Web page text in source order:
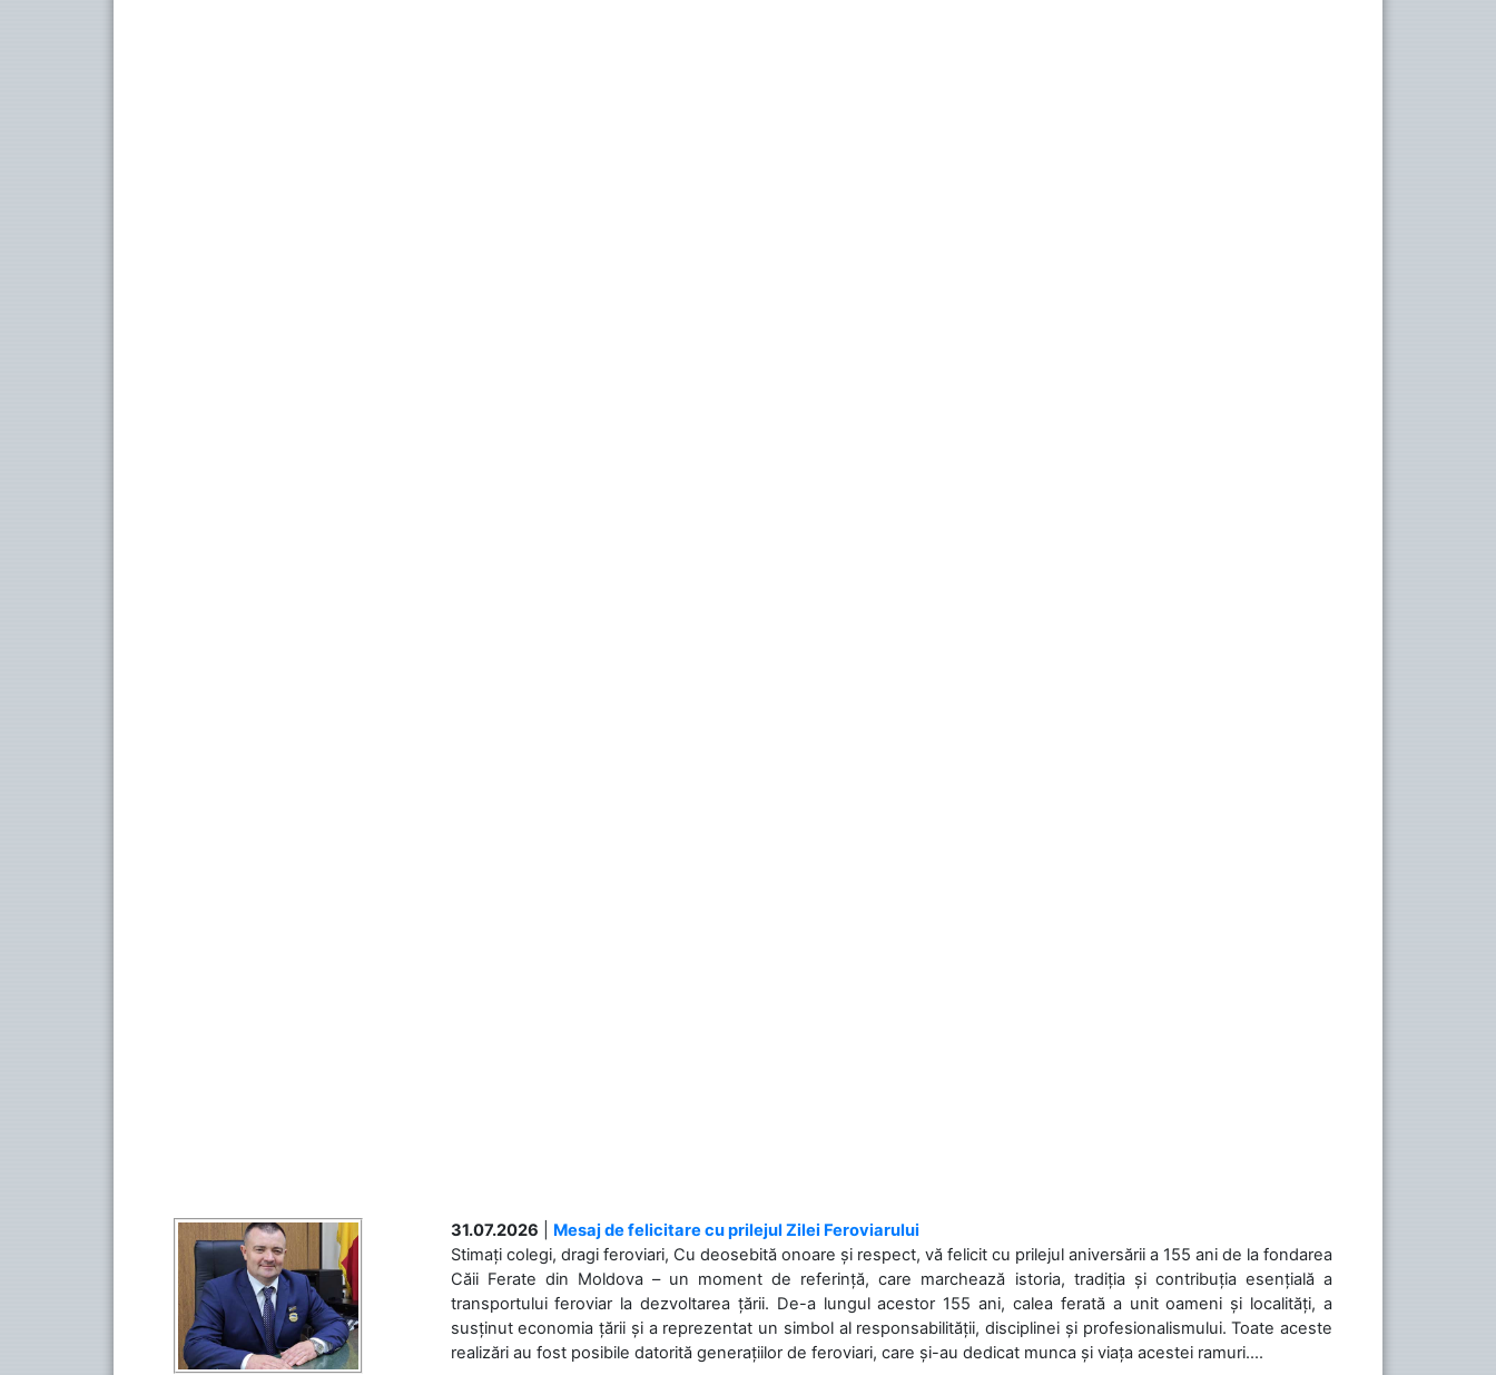
31.07.2026
Mesaj de felicitare cu prilejul Zilei Feroviarului
Stimați colegi, dragi feroviari, Cu deosebită onoare și respect, vă felicit cu prilejul aniversării a 155 ani de la fondarea
Căii Ferate din Moldova – un moment de referință, care marchează istoria, tradiția și contribuția esențială a
transportului feroviar la dezvoltarea țării. De-a lungul acestor 155 ani, calea ferată a unit oameni și localități, a
susținut economia țării și a reprezentat un simbol al responsabilității, disciplinei și profesionalismului. Toate aceste
realizări au fost posibile datorită generațiilor de feroviari, care și-au dedicat munca și viața acestei ramuri....